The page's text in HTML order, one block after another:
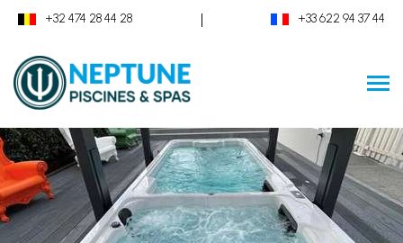
+32 474 28 44 28 | +33 622 94 37 44